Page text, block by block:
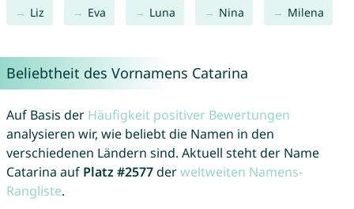
Liz Eva Luna Nina Milena
Beliebtheit des Vornamens Catarina
Auf Basis der Häufigkeit positiver Bewertungen
analysieren wir, wie beliebt die Namen in den
verschiedenen Ländern sind. Aktuell steht der Name
Catarina auf Platz #2577derweltweiten Namens-
Rangliste.